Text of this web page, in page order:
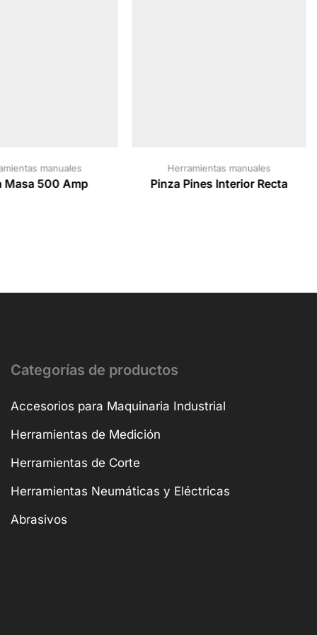
manuales
Masa 500 Amp
Herramientas manuales
Pinza Pines Interior Recta
Categorías de productos
Accesorios para Maquinaria Industrial
Herramientas de Medición
Herramientas de Corte
Herramientas Neumáticas y Eléctricas
Abrasivos